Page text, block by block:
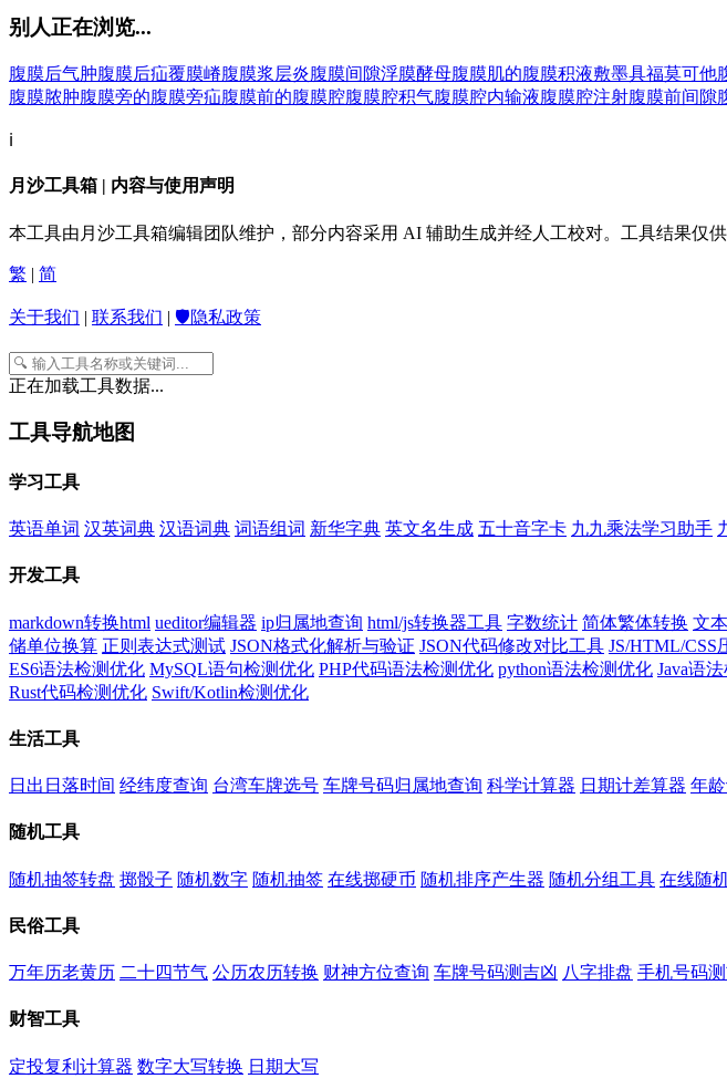
别人正在浏览...
腹膜后气肿腹膜后疝覆膜嵴腹膜浆层炎腹膜间隙浮膜酵母腹膜肌的腹膜积液敷墨具福莫可他
腹膜脓肿腹膜旁的腹膜旁疝腹膜前的腹膜腔腹膜腔积气腹膜腔内输液腹膜腔注射腹膜前间隙
ℹ️
月沙工具箱 | 内容与使用声明
本工具由月沙工具箱编辑团队维护，部分内容采用 AI 辅助生成并经人工校对。工具结果仅
繁 | 简
关于我们 | 联系我们 | 🛡️隐私政策
正在加载工具数据...
工具导航地图
学习工具
英语单词 汉英词典 汉语词典 词语组词 新华字典 英文名生成 五十音字卡 九九乘法学习助手
开发工具
markdown转换html ueditor编辑器 ip归属地查询 html/js转换器工具 字数统计 简体繁体转换 文
储单位换算 正则表达式测试 JSON格式化解析与验证 JSON代码修改对比工具 JS/HTML/CSS
ES6语法检测优化 MySQL语句检测优化 PHP代码语法检测优化 python语法检测优化 Java语
Rust代码检测优化 Swift/Kotlin检测优化
生活工具
日出日落时间 经纬度查询 台湾车牌选号 车牌号码归属地查询 科学计算器 日期计差算器 年
随机工具
随机抽签转盘 掷骰子 随机数字 随机抽签 在线掷硬币 随机排序产生器 随机分组工具 在线随
民俗工具
万年历老黄历 二十四节气 公历农历转换 财神方位查询 车牌号码测吉凶 八字排盘 手机号码
财智工具
定投复利计算器 数字大写转换 日期大写